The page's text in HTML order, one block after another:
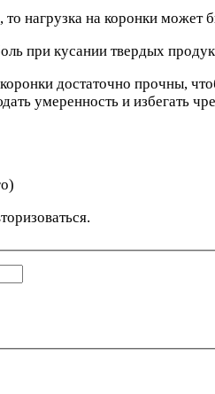
нагрузка на коронки
при кусании твердых
достаточно прочны,
умеренность и избегать